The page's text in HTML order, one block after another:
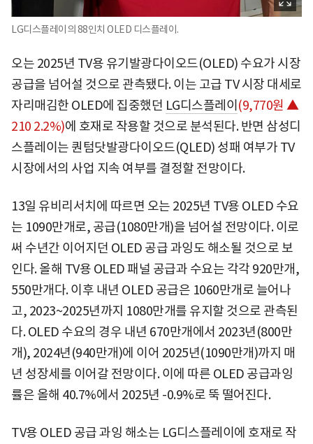
LG디스플레이의 88인치 OLED 디스플레이.
오는 2025년 TV용 유기발광다이오드(OLED) 수요가 시장
공급을 넘어설 것으로 관측됐다. 이는 고급 TV 시장 대세로
자리매김한 OLED에 집중했던 LG디스플레이(9,770원 ▲
210 2.2%)에 호재로 작용할 것으로 분석된다. 반면 삼성디
스플레이는 퀀텀닷발광다이오드(QLED) 성패 여부가 TV
시장에서의 사업 지속 여부를 결정할 전망이다.
13일 유비리서치에 따르면 오는 2025년 TV용 OLED 수요
는 1090만개로, 공급(1080만개)을 넘어설 전망이다. 이로
써 수년간 이어지던 OLED 공급 과잉도 해소될 것으로 보
인다. 올해 TV용 OLED 패널 공급과 수요는 각각 920만개,
550만개다. 이후 내년 OLED 공급은 1060만개로 늘어나
고, 2023~2025년까지 1080만개를 유지할 것으로 관측된
다. OLED 수요의 경우 내년 670만개에서 2023년(800만
개), 2024년(940만개)에 이어 2025년(1090만개)까지 매
년 성장세를 이어갈 전망이다. 이에 따른 OLED 공급과잉
률은 올해 40.7%에서 2025년 -0.9%로 뚝 떨어진다.
TV용 OLED 공급 과잉 해소는 LG디스플레이에 호재로 작